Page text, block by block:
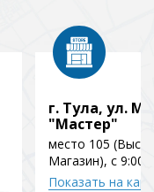
г. Тула, ул.
"Мастер"
место 105
Магазин), с 9:00
Показать на